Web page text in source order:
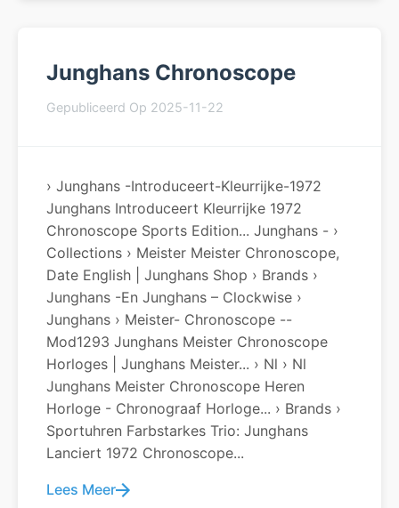
Junghans Chronoscope
Gepubliceerd Op 2025-11-22
› Junghans -introduceert-Kleurrijke-1972
Junghans Introduceert Kleurrijke 1972
Chronoscope Sports Edition... Junghans - ›
Collections › Meister Meister Chronoscope,
Date English | Junghans Shop › Brands ›
Junghans -en Junghans – Clockwise ›
Junghans › Meister- Chronoscope --
Mod1293 Junghans Meister Chronoscope
Horloges | Junghans Meister... › Nl › Nl
Junghans Meister Chronoscope Heren
Horloge - Chronograaf Horloge... › Brands ›
Sportuhren Farbstarkes Trio: Junghans
Lanciert 1972 Chronoscope...
Lees Meer